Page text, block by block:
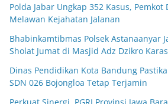
Polda Jabar Ungkap 352 Kasus, Pemkot
Melawan Kejahatan Jalanan
Bhabinkamtibmas Polsek Astanaanyar
Sholat Jumat di Masjid Adz Dzikro
Dinas Pendidikan Kota Bandung
SDN 026 Bojongloa Tetap Terjamin